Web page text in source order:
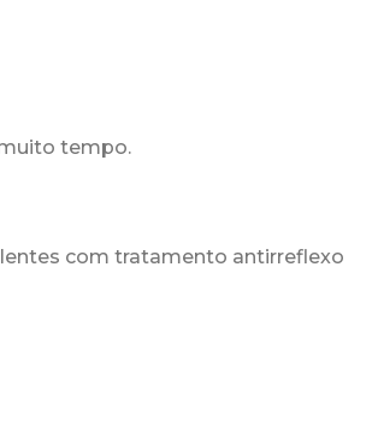
tempo.
com tratamento antirreflexo